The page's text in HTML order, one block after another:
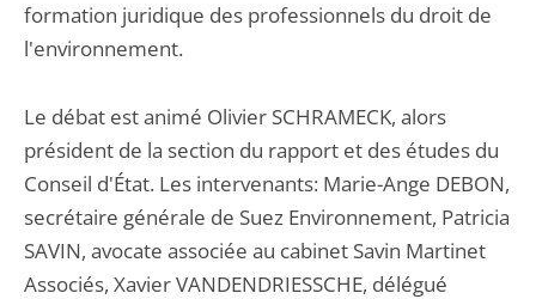
formation juridique des professionnels du droit de
l'environnement.
Le débat est animé Olivier SCHRAMECK, alors
président de la section du rapport et des études du
Conseil d'État. Les intervenants: Marie-Ange DEBON,
secrétaire générale de Suez Environnement, Patricia
SAVIN, avocate associée au cabinet Savin Martinet
Associés, Xavier VANDENDRIESSCHE, délégué